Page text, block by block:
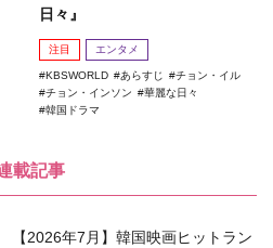
日々』
注目 エンタメ
KBSWORLD あらすじ
チョン・イル
チョン・インソン
華麗な日々
韓国ドラマ
載記事
【2026年7月】韓国映画ヒットラン